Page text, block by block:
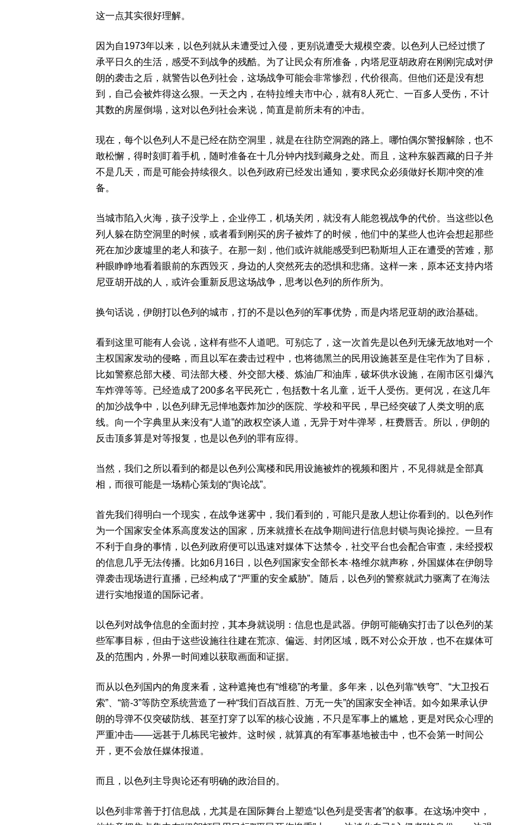
这一点其实很好理解。
因为自1973年以来，以色列就从未遭受过入侵，更别说遭受大规模空袭。以色列人已经过惯了
承平日久的生活，感受不到战争的残酷。为了让民众有所准备，内塔尼亚胡政府在刚刚完成对伊
朗的袭击之后，就警告以色列社会，这场战争可能会非常惨烈，代价很高。但他们还是没有想
到，自己会被炸得这么狠。一天之内，在特拉维夫市中心，就有8人死亡、一百多人受伤，不计
其数的房屋倒塌，这对以色列社会来说，简直是前所未有的冲击。
现在，每个以色列人不是已经在防空洞里，就是在往防空洞跑的路上。哪怕偶尔警报解除，也不
敢松懈，得时刻盯着手机，随时准备在十几分钟内找到藏身之处。而且，这种东躲西藏的日子并
不是几天，而是可能会持续很久。以色列政府已经发出通知，要求民众必须做好长期冲突的准
备。
当城市陷入火海，孩子没学上，企业停工，机场关闭，就没有人能忽视战争的代价。当这些以色
列人躲在防空洞里的时候，或者看到刚买的房子被炸了的时候，他们中的某些人也许会想起那些
死在加沙废墟里的老人和孩子。在那一刻，他们或许就能感受到巴勒斯坦人正在遭受的苦难，那
种眼睁睁地看着眼前的东西毁灭，身边的人突然死去的恐惧和悲痛。这样一来，原本还支持内塔
尼亚胡开战的人，或许会重新反思这场战争，思考以色列的所作所为。
换句话说，伊朗打以色列的城市，打的不是以色列的军事优势，而是内塔尼亚胡的政治基础。
看到这里可能有人会说，这样有些不人道吧。可别忘了，这一次首先是以色列无缘无故地对一个
主权国家发动的侵略，而且以军在袭击过程中，也将德黑兰的民用设施甚至是住宅作为了目标，
比如警察总部大楼、司法部大楼、外交部大楼、炼油厂和油库，破坏供水设施，在闹市区引爆汽
车炸弹等等。已经造成了200多名平民死亡，包括数十名儿童，近千人受伤。更何况，在这几年
的加沙战争中，以色列肆无忌惮地轰炸加沙的医院、学校和平民，早已经突破了人类文明的底
线。向一个字典里从来没有“人道”的政权空谈人道，无异于对牛弹琴，枉费唇舌。所以，伊朗的
反击顶多算是对等报复，也是以色列的罪有应得。
当然，我们之所以看到的都是以色列公寓楼和民用设施被炸的视频和图片，不见得就是全部真
相，而很可能是一场精心策划的“舆论战”。
首先我们得明白一个现实，在战争迷雾中，我们看到的，可能只是敌人想让你看到的。以色列作
为一个国家安全体系高度发达的国家，历来就擅长在战争期间进行信息封锁与舆论操控。一旦有
不利于自身的事情，以色列政府便可以迅速对媒体下达禁令，社交平台也会配合审查，未经授权
的信息几乎无法传播。比如6月16日，以色列国家安全部长本·格维尔就声称，外国媒体在伊朗导
弹袭击现场进行直播，已经构成了“严重的安全威胁”。随后，以色列的警察就武力驱离了在海法
进行实地报道的国际记者。
以色列对战争信息的全面封控，其本身就说明：信息也是武器。伊朗可能确实打击了以色列的某
些军事目标，但由于这些设施往往建在荒凉、偏远、封闭区域，既不对公众开放，也不在媒体可
及的范围内，外界一时间难以获取画面和证据。
而从以色列国内的角度来看，这种遮掩也有“维稳”的考量。多年来，以色列靠“铁穹”、“大卫投石
索”、“箭-3”等防空系统营造了一种“我们百战百胜、万无一失”的国家安全神话。如今如果承认伊
朗的导弹不仅突破防线、甚至打穿了以军的核心设施，不只是军事上的尴尬，更是对民众心理的
严重冲击——远甚于几栋民宅被炸。这时候，就算真的有军事基地被击中，也不会第一时间公
开，更不会放任媒体报道。
而且，以色列主导舆论还有明确的政治目的。
以色列非常善于打信息战，尤其是在国际舞台上塑造“以色列是受害者”的叙事。在这场冲突中，